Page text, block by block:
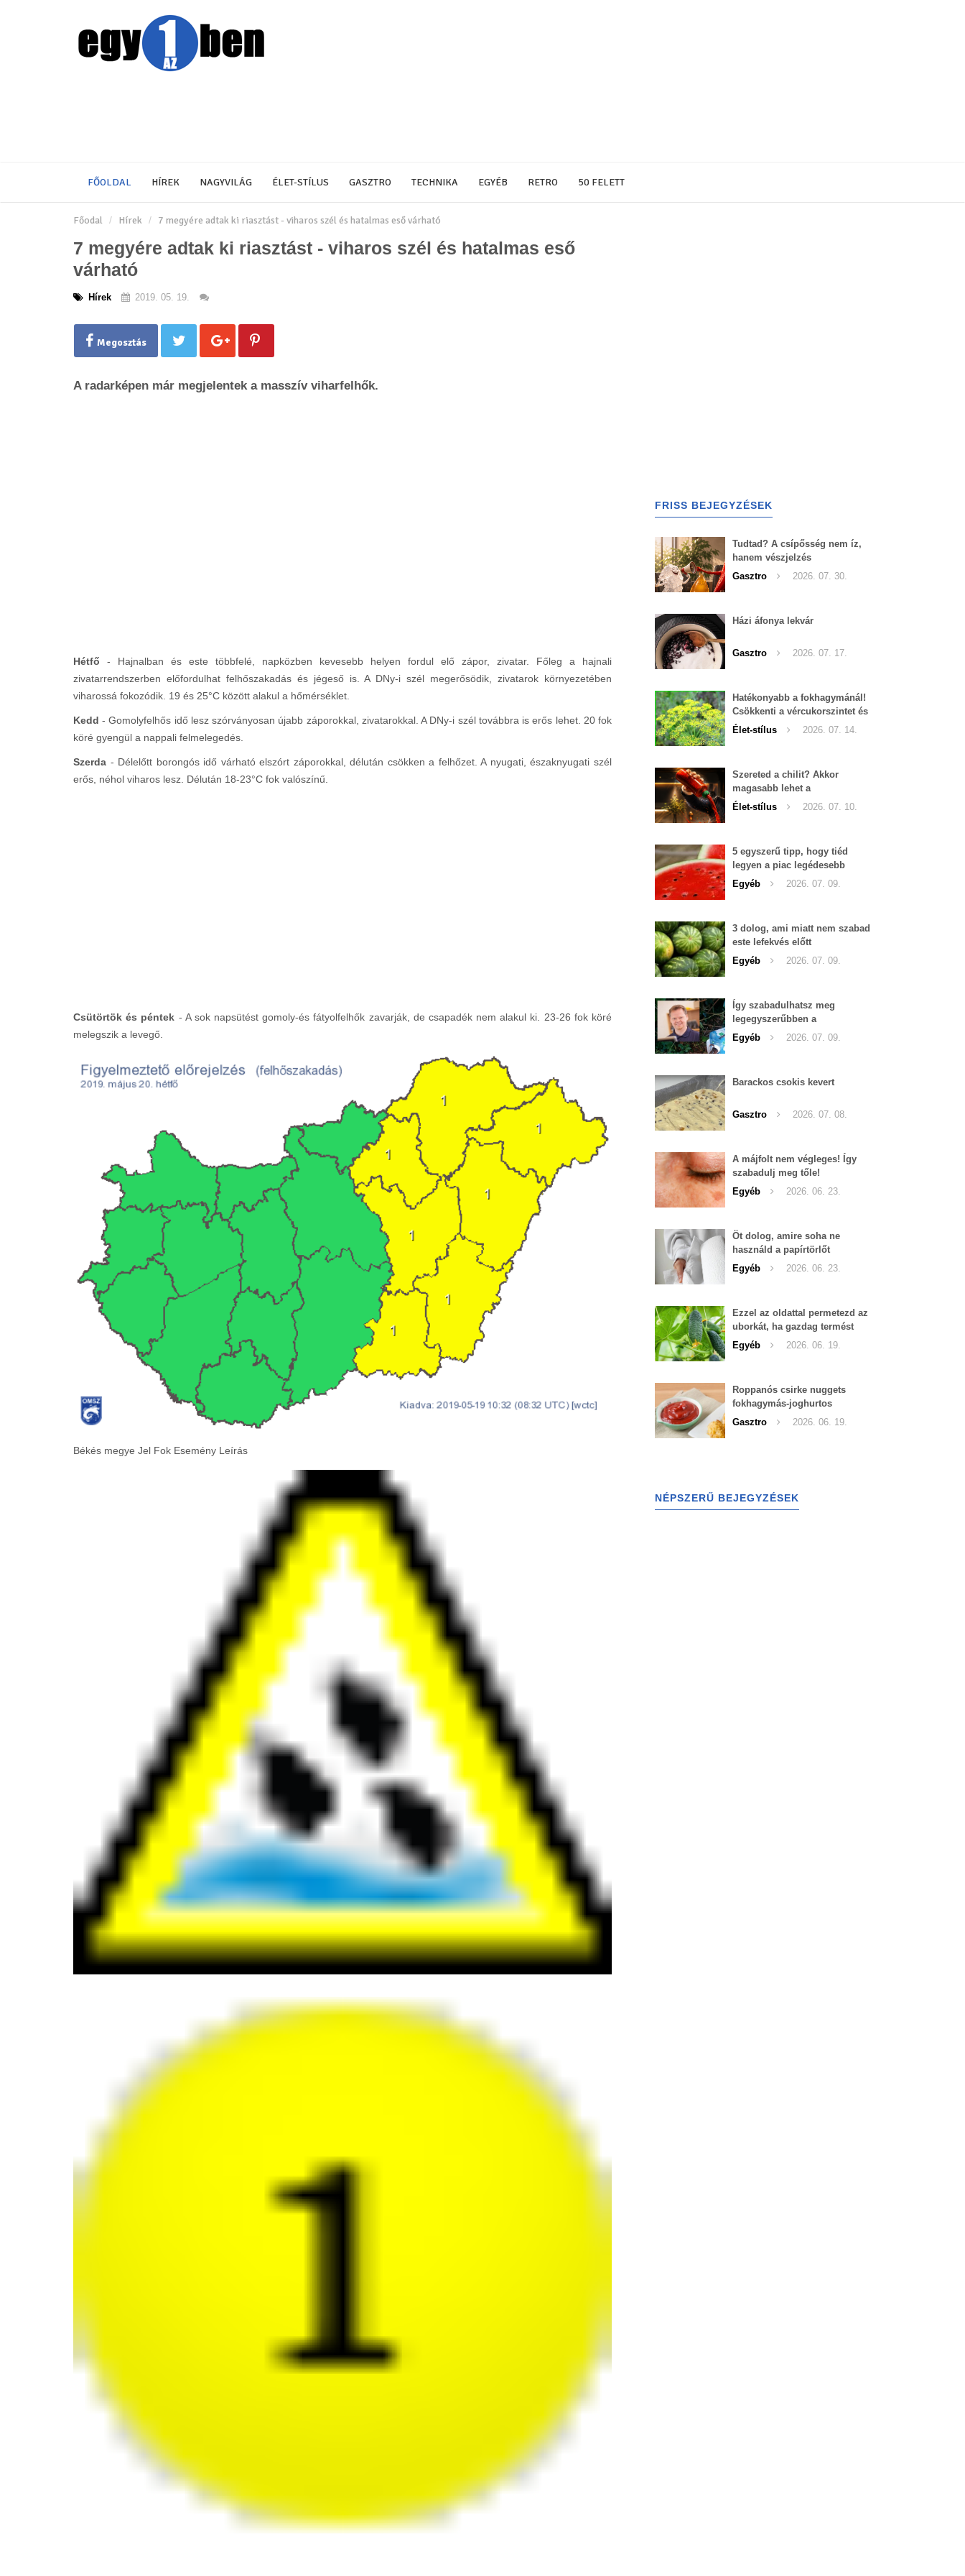
FŐOLDAL HÍREK NAGYVILÁG ÉLET-STÍLUS GASZTRO TECHNIKA EGYÉB RETRO 50 FELETT
Főodal Hírek 7 megyére adtak ki riasztást - viharos szél és hatalmas eső várható
7 megyére adtak ki riasztást - viharos szél és hatalmas eső
várható
Hírek 2019. 05. 19.
Megosztás
A radarképen már megjelentek a masszív viharfelhők.
Hétfő
- Hajnalban és este többfelé, napközben kevesebb helyen fordul elő zápor, zivatar. Főleg a hajnali
zivatarrendszerben előfordulhat felhőszakadás és jégeső is. A DNy-i szél megerősödik, zivatarok környezetében
viharossá fokozódik. 19 és 25°C között alakul a hőmérséklet.
Kedd - Gomolyfelhős idő lesz szórványosan újabb záporokkal, zivatarokkal. A DNy-i szél továbbra is erős lehet. 20 fok
köré gyengül a nappali felmelegedés.
Szerda - Délelőtt borongós idő várható elszórt záporokkal, délután csökken a felhőzet. A nyugati, északnyugati szél
erős, néhol viharos lesz. Délután 18-23°C fok valószínű.
Csütörtök és péntek - A sok napsütést gomoly-és fátyolfelhők zavarják, de csapadék nem alakul ki. 23-26 fok köré
melegszik a levegő.
Békés megye Jel Fok Esemény Leírás
FRISS BEJEGYZÉSEK
Tudtad? A csípősség nem íz,
hanem vészjelzés
Gasztro
2026. 07. 30.
Házi áfonya lekvár
Gasztro 2026. 07. 17.
Hatékonyabb a fokhagymánál!
Csökkenti a vércukorszintet és
a magas vérnyomást is!
Élet-stílus 2026. 07. 14.
Szereted a chilit? Akkor
magasabb lehet a
tesztoszteron-szinted
Élet-stílus 2026. 07. 10.
5 egyszerű tipp, hogy tiéd
legyen a piac legédesebb
görögdinnyéje
Egyéb 2026. 07. 09.
3 dolog, ami miatt nem szabad
este lefekvés előtt
görögdinnyét enni
Egyéb 2026. 07. 09.
Így szabadulhatsz meg
legegyszerűbben a
pucércsigáktól
Egyéb 2026. 07. 09.
Barackos csokis kevert
Gasztro 2026. 07. 08.
A májfolt nem végleges! Így
szabadulj meg tőle!
Egyéb
2026. 06. 23.
Öt dolog, amire soha ne
használd a papírtörlőt
Egyéb
2026. 06. 23.
Ezzel az oldattal permetezd az
uborkát, ha gazdag termést
szeretnél begyűjteni
Egyéb 2026. 06. 19.
Roppanós csirke nuggets
fokhagymás-joghurtos
szósszal
Gasztro 2026. 06. 19.
NÉPSZERŰ BEJEGYZÉSEK